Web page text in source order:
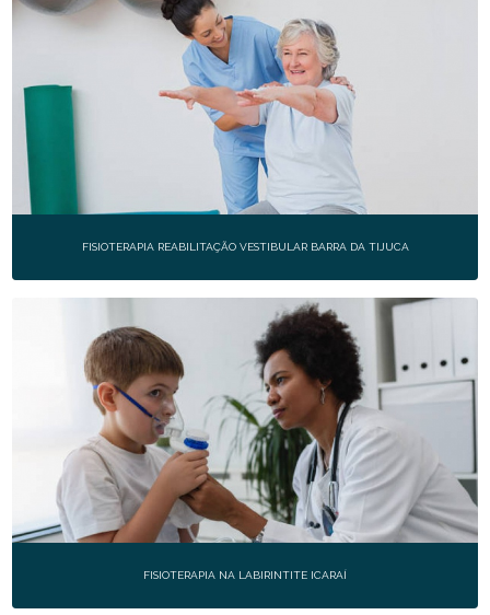
FISIOTERAPIA NA LABIRINTITE ICARAÍ
FISIOTERAPIA REABILITAÇÃO VESTIBULAR BARRA DA TIJUCA